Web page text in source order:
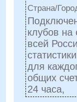
Страна/
клубов
всей
для
общих
24 часа,